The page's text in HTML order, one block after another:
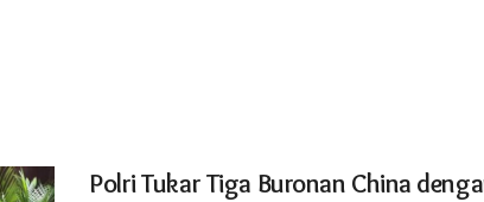
Polri Tukar Tiga Buronan China